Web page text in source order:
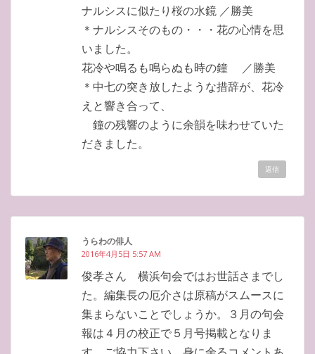
ナルシスに似たり桜の水鏡 ／勝美
＊ナルシスそのもの・・・花の心情を思
いました。
花冷や鳴るも鳴らぬも時の鐘 ／勝美
＊中七の突き放したような措辞が、花冷
えと響き合って、
鐘の残響のように余韻を味わせていた
だきました。
返信
うらわの俳人
2016年4月5日 5:57 AM
俊孝さん 横浜句会ではお世話さまでし
た。編集長の厄介さは原稿がスムースに
集まらないことでしょうか。３月の句会
報は４月の校正で５月号掲載となりま